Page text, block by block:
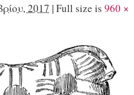
2017 |Full size is 960 ×